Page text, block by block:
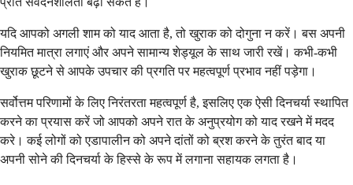
यदि आपको अगली शाम को याद आता है, तो खुराक को दोगुना न करें। बस अपनी
नियमित मात्रा लगाएं और अपने सामान्य शेड्यूल के साथ जारी रखें। कभी-कभी
खुराक छूटने से आपके उपचार की प्रगति पर महत्वपूर्ण प्रभाव नहीं पड़ेगा।
सर्वोत्तम परिणामों के लिए निरंतरता महत्वपूर्ण है, इसलिए एक ऐसी दिनचर्या स्थापित
करने का प्रयास करें जो आपको अपने रात के अनुप्रयोग को याद रखने में मदद
करे। कई लोगों को एडापालीन को अपने दांतों को ब्रश करने के तुरंत बाद या
अपनी सोने की दिनचर्या के हिस्से के रूप में लगाना सहायक लगता है।